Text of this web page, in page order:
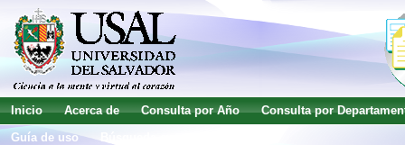
Inicio Acerca de Consulta por Año
Consulta por
Guía de uso